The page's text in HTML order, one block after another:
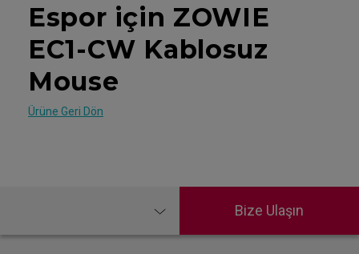
Espor için ZOWIE
EC1-CW Kablosuz
Mouse
Ürüne Geri Dön
Bize Ulaşın